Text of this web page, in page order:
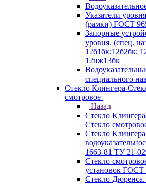
Указатели
(рамки) ГОСТ
Запорные
уровня. (спец.
12б1бк;12б2бк;
12нж13бк
специального
Стекло Клингера-
смотровое
Назад
Стекло
Стекло
Стекло
1663-81 ТУ 21-
Стекло
установок ГОСТ
Стекло